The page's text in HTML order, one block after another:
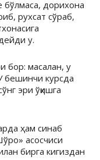
бўлмаса, дорихона
рухсат сўраб,
у.
бор: масалан, у
бешинчи курсда
эри ўқишга
ҳам синаб
асосчиси
бирга кигиздан